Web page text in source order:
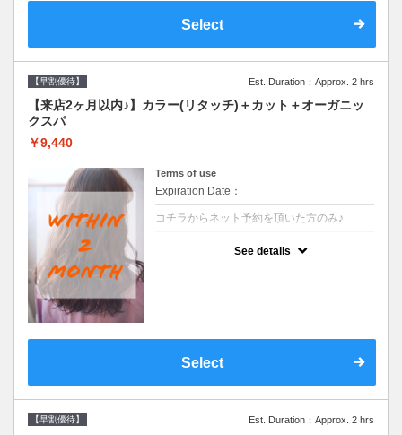
Select
【早割優待】 Est. Duration：Approx. 2 hrs
【来店2ヶ月以内♪】カラー(リタッチ)＋カット＋オーガニッ
クスパ
￥9,440
Terms of use
Expiration Date：
コチラからネット予約を頂いた方のみ♪
See details
Select
【早割優待】 Est. Duration：Approx. 2 hrs